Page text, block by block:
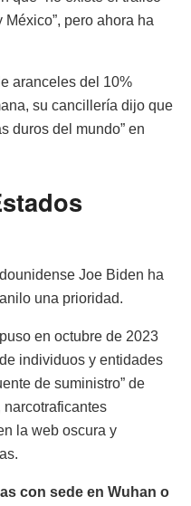
pero ahora ha
aranceles del 10%
su cancillería dijo que
duros del mundo” en
Joe Biden ha
una prioridad.
en octubre de 2023
individuos y entidades
de suministro” de
narcotraficantes
la web oscura y
con sede en Wuhan o